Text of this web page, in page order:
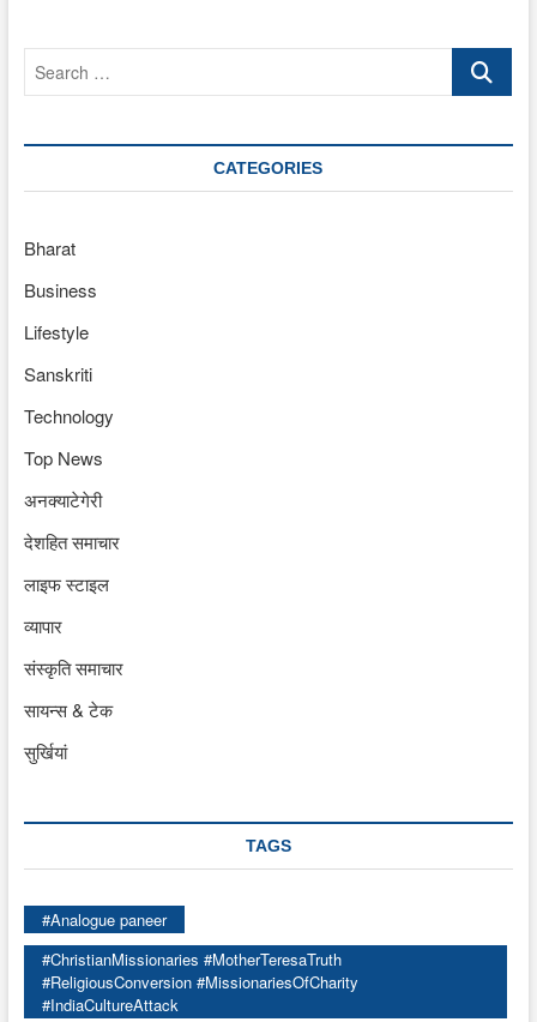
Search
CATEGORIES
Bharat
Business
Lifestyle
Sanskriti
Technology
Top News
अनक्याटेगेरी
देशहित समाचार
लाइफ स्टाइल
व्यापार
संस्कृति समाचार
सायन्स & टेक
सुर्खियां
TAGS
#Analogue paneer
#ChristianMissionaries #MotherTeresaTruth
#ReligiousConversion #MissionariesOfCharity
#IndiaCultureAttack